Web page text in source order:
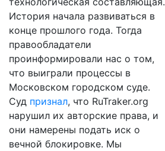
История начала развиваться в
конце прошлого года. Тогда
правообладатели
проинформировали нас о том,
что выиграли процессы в
Московском городском суде.
Суд признал, что RuTraker.org
нарушил их авторские права, и
они намерены подать иск о
вечной блокировке. Мы